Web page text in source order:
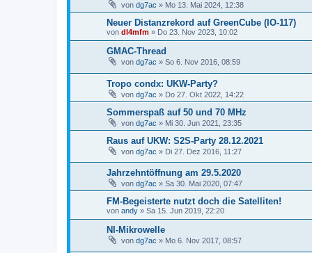
von dg7ac » Mo 13. Mai 2024, 12:38
Neuer Distanzrekord auf GreenCube (IO-117)
von dl4mfm » Do 23. Nov 2023, 10:02
GMAC-Thread
von dg7ac » So 6. Nov 2016, 08:59
Tropo condx: UKW-Party?
von dg7ac » Do 27. Okt 2022, 14:22
Sommerspaß auf 50 und 70 MHz
von dg7ac » Mi 30. Jun 2021, 23:35
Raus auf UKW: S2S-Party 28.12.2021
von dg7ac » Di 27. Dez 2016, 11:27
Jahrzehntöffnung am 29.5.2020
von dg7ac » Sa 30. Mai 2020, 07:47
FM-Begeisterte nutzt doch die Satelliten!
von andy » Sa 15. Jun 2019, 22:20
NI-Mikrowelle
von dg7ac » Mo 6. Nov 2017, 08:57